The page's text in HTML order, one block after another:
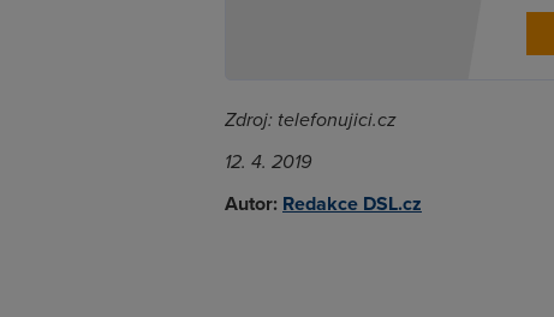
Zdroj: telefonujici.cz
12. 4. 2019
Autor: Redakce DSL.cz